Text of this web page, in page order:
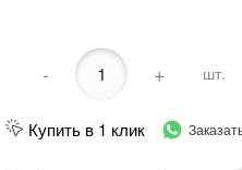
- + шт.
Купить в 1 клик